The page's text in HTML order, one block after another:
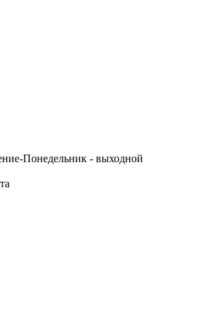
Понедельник - выходной